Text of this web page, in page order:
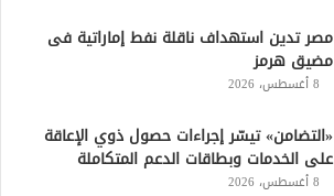
مصر تدين استهداف ناقلة نفط إماراتية فى
مضيق هرمز
8 أغسطس، 2026
«التضامن» تيسّر إجراءات حصول ذوي الإعاقة
على الخدمات وبطاقات الدعم المتكاملة
8 أغسطس، 2026